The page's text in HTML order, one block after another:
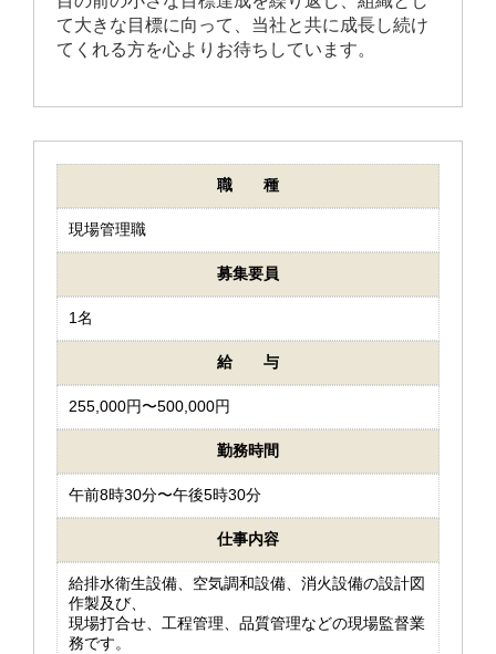
て大きな目標に向って、当社と共に成長し続け
てくれる方を心よりお待ちしています。
職 種
現場管理職
募集要員
1名
給 与
255,000円〜500,000円
勤務時間
午前8時30分〜午後5時30分
仕事内容
給排水衛生設備、空気調和設備、消火設備の設計図
作製及び、
現場打合せ、工程管理、品質管理などの現場監督業
務です。